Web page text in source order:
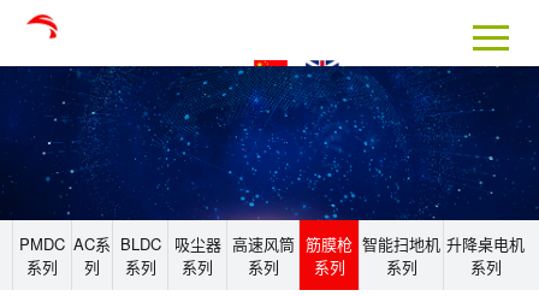
PMDC
系列
AC系
列
BLDC
系列
吸尘器
系列
高速风筒
系列
筋膜枪
系列
智能扫地机
系列
升降桌电机
系列